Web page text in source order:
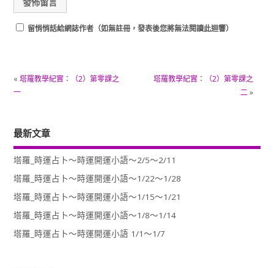
留悄悄話給網誌作者（如無註冊，發表後您將無法閱讀此迴響）
« 塔羅教學紀實：（2）第零課之
一
塔羅教學紀實：（2）第零課之
二»
最新文章
塔羅_時運占卜～時運開運小語～2/5～2/11
塔羅_時運占卜～時運開運小語～1/22～1/28
塔羅_時運占卜～時運開運小語～1/15～1/21
塔羅_時運占卜～時運開運小語～1/8～1/14
塔羅_時運占卜～時運開運小語 1/1～1/7